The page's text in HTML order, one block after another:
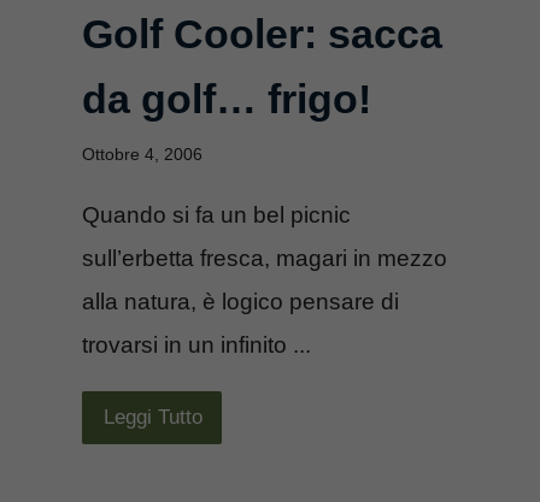
Golf Cooler: sacca
da golf… frigo!
Ottobre 4, 2006
Quando si fa un bel picnic
sull’erbetta fresca, magari in mezzo
alla natura, è logico pensare di
trovarsi in un infinito ...
Leggi Tutto